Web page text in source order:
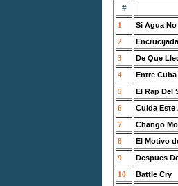
#
1 Si Agua
2
Encrucijada
3
De Que
4
Entre
5
El Rap Del
6
Cuida Este
7
Chango
8
El Motivo
9
Despues
10
Battle Cry